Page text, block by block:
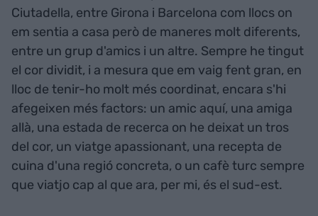
Ciutadella, entre Girona i Barcelona com llocs on
em sentia a casa però de maneres molt diferents,
entre un grup d'amics i un altre. Sempre he tingut
el cor dividit, i a mesura que em vaig fent gran, en
lloc de tenir-ho molt més coordinat, encara s'hi
afegeixen més factors: un amic aquí, una amiga
allà, una estada de recerca on he deixat un tros
del cor, un viatge apassionant, una recepta de
cuina d'una regió concreta, o un cafè turc sempre
que viatjo cap al que ara, per mi, és el sud-est.